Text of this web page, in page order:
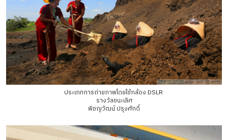
ประเภทการถ่ายภาพโดยใช้กล้อง DSLR
รางวัลชนะเลิศ
พิชญวัฒน์ ปรุงศักดิ์